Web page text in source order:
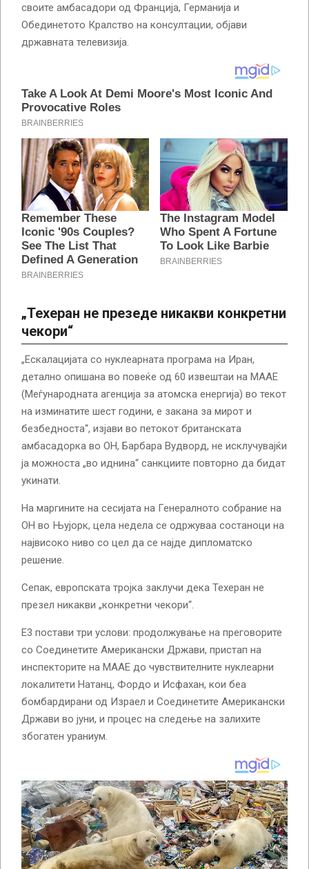
своите амбасадори од Франција, Германија и
Обединетото Кралство на консултации, објави
државната телевизија.
„Техеран не презеде никакви конкретни
чекори“
„Ескалацијата со нуклеарната програма на Иран,
детално опишана во повеќе од 60 извештаи на МААЕ
(Меѓународната агенција за атомска енергија) во текот
на изминатите шест години, е закана за мирот и
безбедноста“, изјави во петокот британската
амбасадорка во ОН, Барбара Вудворд, не исклучувајќи
ја можноста „во иднина“ санкциите повторно да бидат
укинати.
На маргините на сесијата на Генералното собрание на
ОН во Њујорк, цела недела се одржуваа состаноци на
највисоко ниво со цел да се најде дипломатско
решение.
Сепак, европската тројка заклучи дека Техеран не
презел никакви „конкретни чекори“.
Е3 постави три услови: продолжување на преговорите
со Соединетите Американски Држави, пристап на
инспекторите на МААЕ до чувствителните нуклеарни
локалитети Натанц, Фордо и Исфахан, кои беа
бомбардирани од Израел и Соединетите Американски
Држави во јуни, и процес на следење на залихите
збогатен ураниум.